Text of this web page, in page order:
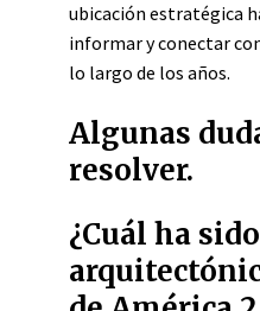
ubicación estratégica
informar y conectar
lo largo de los años.
Algunas
resolver.
¿Cuál ha